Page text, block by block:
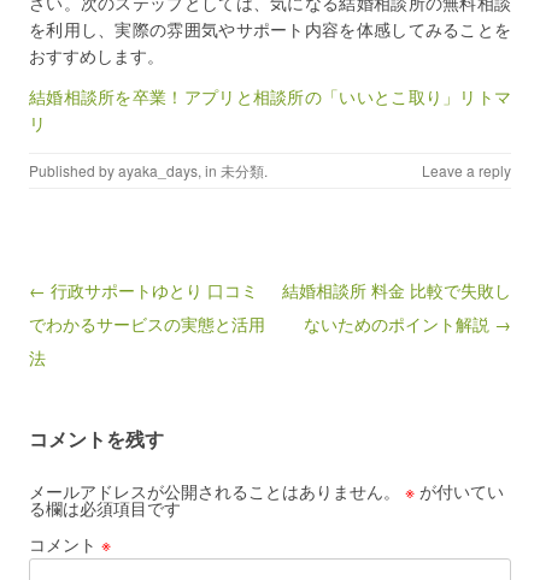
を利用し、実際の雰囲気やサポート内容を体感してみることを
おすすめします。
結婚相談所を卒業！アプリと相談所の「いいとこ取り」リトマ
リ
Published byayaka_days, in 未分類. Leave a reply
Post navigation
← 行政サポートゆとり 口コミ
でわかるサービスの実態と活用
法
結婚相談所 料金 比較で失敗し
ないためのポイント解説 →
コメントを残す
メールアドレスが公開されることはありません。 ※ が付いてい
る欄は必須項目です
コメント ※